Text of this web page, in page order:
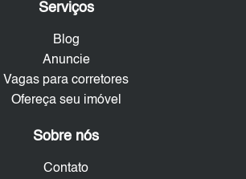
Serviços
Blog
Anuncie
Vagas para corretores
Ofereça seu imóvel
Sobre nós
Contato